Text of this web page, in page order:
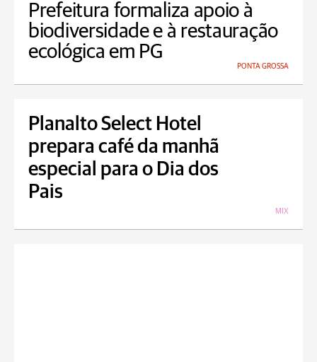
Prefeitura formaliza apoio à
biodiversidade e à restauração
ecológica em PG
PONTA GROSSA
Planalto Select Hotel
prepara café da manhã
especial para o Dia dos
Pais
MIX